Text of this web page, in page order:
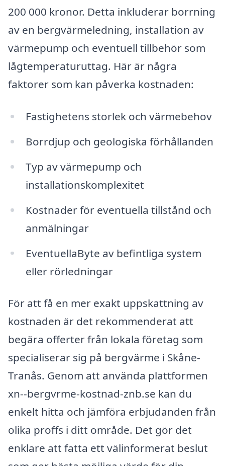
200 000 kronor. Detta inkluderar borrning
av en bergvärmeledning, installation av
värmepump och eventuell tillbehör som
lågtemperaturuttag. Här är några
faktorer som kan påverka kostnaden:
Fastighetens storlek och värmebehov
Borrdjup och geologiska förhållanden
Typ av värmepump och
installationskomplexitet
Kostnader för eventuella tillstånd och
anmälningar
EventuellaByte av befintliga system
eller rörledningar
För att få en mer exakt uppskattning av
kostnaden är det rekommenderat att
begära offerter från lokala företag som
specialiserar sig på bergvärme i Skåne-
Tranås. Genom att använda plattformen
xn--bergvrme-kostnad-znb.se kan du
enkelt hitta och jämföra erbjudanden från
olika proffs i ditt område. Det gör det
enklare att fatta ett välinformerat beslut